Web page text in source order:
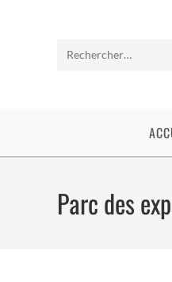
Rechercher
Parc des